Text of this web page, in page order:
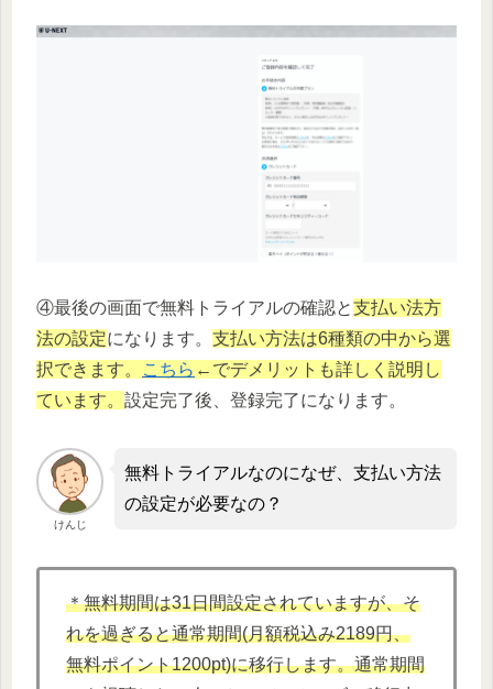
④最後の画面で無料トライアルの確認と支払い法方
法の設定になります。 支払い方法は6種類の中から選
択できます。
こちら ←でデメリットも詳しく説明し
ています。 設定完了後、登録完了になります。
けんじ
無料トライアルなのになぜ、支払い方法
の設定が必要なの？
＊無料期間は31日間設定されていますが、そ
れを過ぎると通常期間(月額税込み2189円、
無料ポイント1200pt)に移行します。通常期間